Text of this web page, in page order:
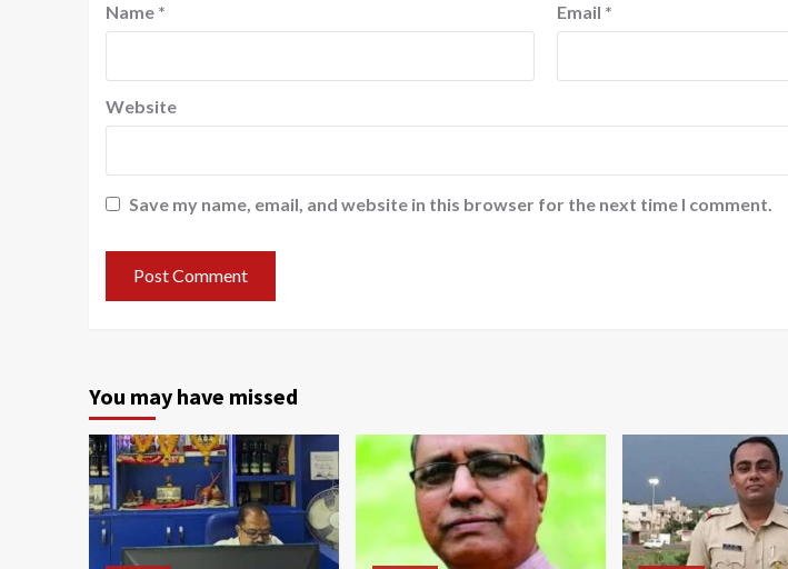
Name * Email *
Website
Save my name, email, and website in this browser for the next time I comment.
You may have missed